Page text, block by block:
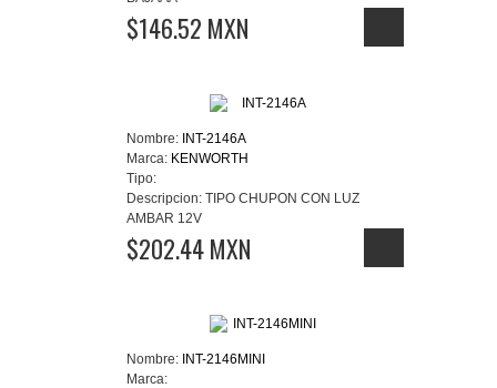
$146.52 MXN
Nombre: INT-2146A
Marca: KENWORTH
Tipo:
Descripcion: TIPO CHUPON CON LUZ
AMBAR 12V
$202.44 MXN
Nombre: INT-2146MINI
Marca: